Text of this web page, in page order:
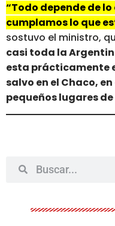
“Todo depende de
cumplamos lo que
sostuvo el ministro,
casi toda la
esta prácticamente
salvo en el Chaco,
pequeños lugares de